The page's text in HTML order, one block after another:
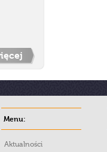
Menu:
Aktualności